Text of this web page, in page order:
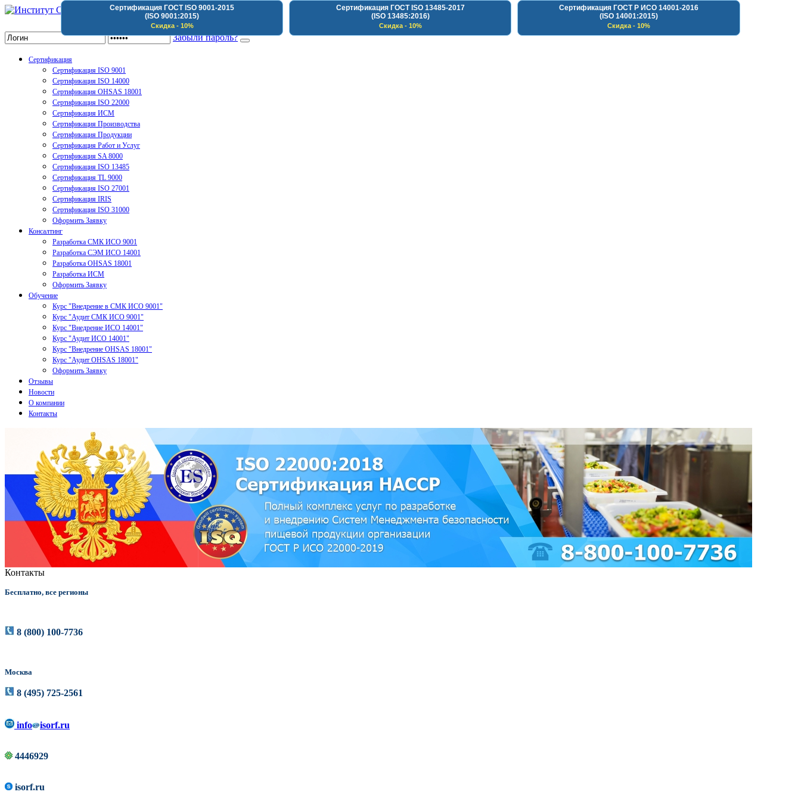
Сертификация ГОСТ ISO 9001-2015
(ISO 9001:2015)
Скидка - 10%
Сертификация ГОСТ ISO 13485-2017
(ISO 13485:2016)
Скидка - 10%
Сертификация ГОСТ Р ИСО 14001-2016
(ISO 14001:2015)
Скидка - 10%
Институт Сертификации Организаций
Забыли пароль?
Сертификация
Сертификация ISO 9001
Сертификация ISO 14000
Сертификация OHSAS 18001
Сертификация ISO 22000
Сертификация ИСМ
Сертификация Производства
Сертификация Продукции
Сертификация Работ и Услуг
Сертификация SA 8000
Сертификация ISO 13485
Сертификация TL 9000
Сертификация ISO 27001
Сертификация IRIS
Сертификация ISO 31000
Оформить Заявку
Консалтинг
Разработка СМК ИСО 9001
Разработка СЭМ ИСО 14001
Разработка OHSAS 18001
Разработка ИСМ
Оформить Заявку
Обучение
Курс "Внедрение в СМК ИСО 9001"
Курс "Аудит СМК ИСО 9001"
Курс "Внедрение ИСО 14001"
Курс "Аудит ИСО 14001"
Курс "Внедрение OHSAS 18001"
Курс "Аудит OHSAS 18001"
Оформить Заявку
Отзывы
Новости
О компании
Контакты
Контакты
Бесплатно, все регионы
8 (800) 100-7736
Москва
8 (495) 725-2561
info isorf.ru
4446929
isorf.ru